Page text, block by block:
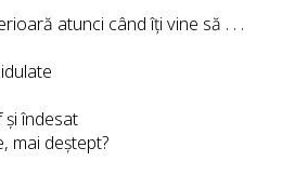
atunci când îți vine să . . .
îndesat
mai deștept?